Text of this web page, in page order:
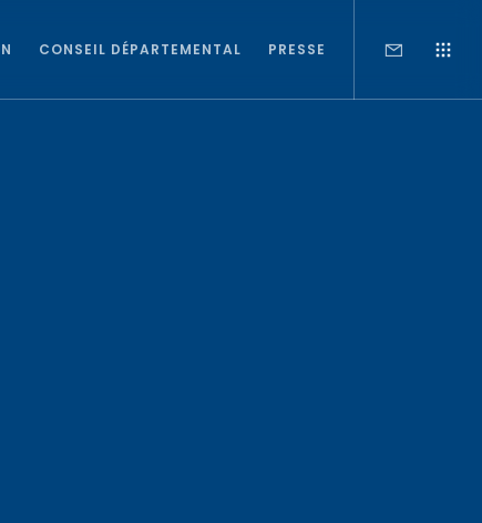
CONSEIL DÉPARTEMENTAL PRESSE